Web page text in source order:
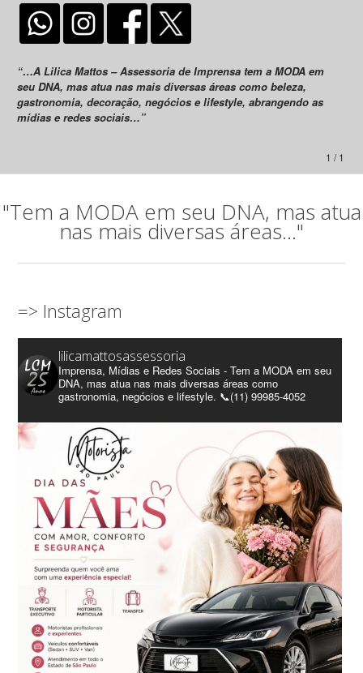
“…A Lilica Mattos – Assessoria de Imprensa tem a MODA em
seu DNA, mas atua nas mais diversas áreas como beleza,
gastronomia, decoração, negócios e lifestyle, abrangendo as
mídias e redes sociais…”
1 / 1
"Tem a MODA em seu DNA, mas atua
nas mais diversas áreas..."
=> Instagram
lilicamattosassessoria
Imprensa, Mídias e Redes Sociais - Tem a MODA em seu
DNA, mas atua nas mais diversas áreas como
gastronomia, negócios e lifestyle. 📞(11) 99985-4052